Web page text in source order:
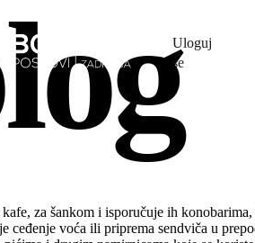
Uloguj
se
za šankom i isporučuje ih
ceđenje voća ili priprema sendviča u